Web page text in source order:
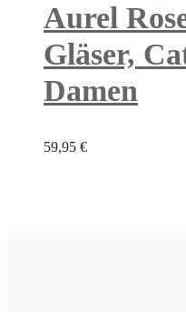
Aurel
Gläser,
Damen
59,95 €